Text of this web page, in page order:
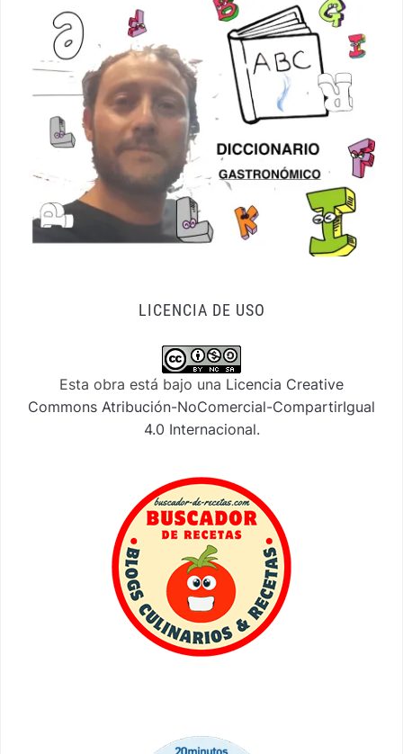
LICENCIA DE USO
Esta obra está bajo una Licencia Creative
Commons Atribución-NoComercial-CompartirIgual
4.0 Internacional.